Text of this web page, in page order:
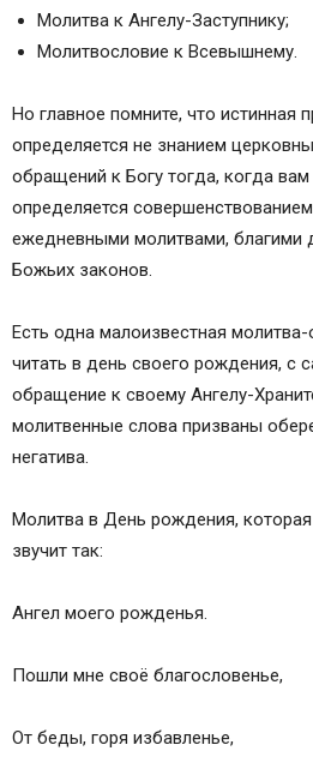
Молитва к Ангелу-Заступнику;
Молитвословие к Всевышнему.
Но главное помните, что истинная
определяется не знанием
обращений к Богу тогда, когда
определяется
ежедневными молитвами, благими
Божьих законов.
Есть одна малоизвестная
читать в день своего рождения, с
обращение к своему Ангелу-
молитвенные слова призваны
негатива.
Молитва в День рождения, которая
звучит так:
Ангел моего рожденья.
Пошли мне своё благословенье,
От беды, горя избавленье,